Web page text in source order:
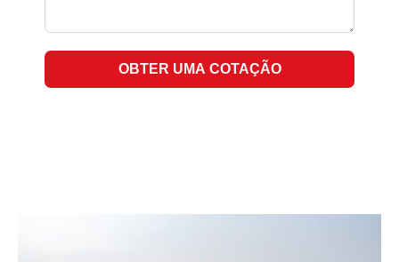
OBTER UMA COTAÇÃO